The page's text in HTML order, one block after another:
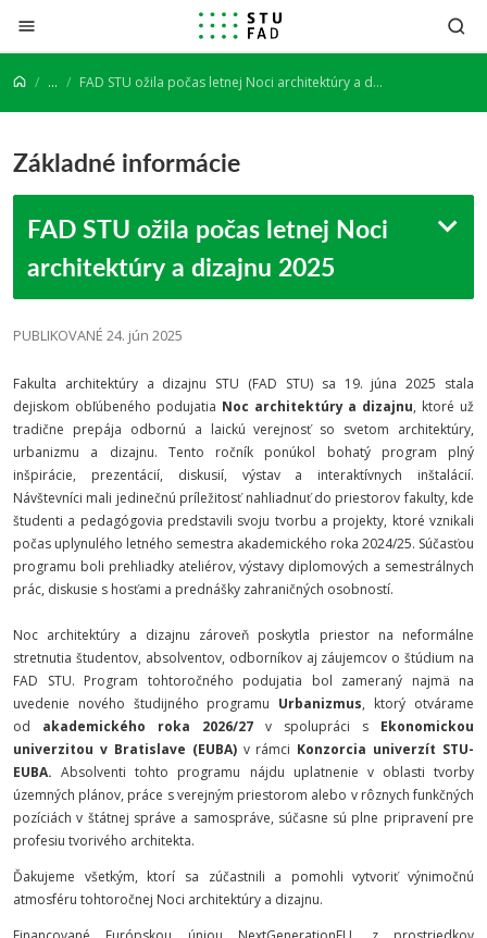
Prejsť na obsah
... FAD STU ožila počas letnej Noci architektúry a dizajnu 2025
Základné informácie
FAD STU ožila počas letnej Noci
architektúry a dizajnu 2025
PUBLIKOVANÉ 24. jún 2025
Fakulta architektúry a dizajnu STU (FAD STU) sa 19. júna 2025 stala
dejiskom obľúbeného podujatia Noc architektúry a dizajnu, ktoré už
tradične prepája odbornú a laickú verejnosť so svetom architektúry,
urbanizmu a dizajnu. Tento ročník ponúkol bohatý program plný
inšpirácie, prezentácií, diskusií, výstav a interaktívnych inštalácií.
Návštevníci mali jedinečnú príležitosť nahliadnuť do priestorov fakulty, kde
študenti a pedagógovia predstavili svoju tvorbu a projekty, ktoré vznikali
počas uplynulého letného semestra akademického roka 2024/25. Súčasťou
programu boli prehliadky ateliérov, výstavy diplomových a semestrálnych
prác, diskusie s hosťami a prednášky zahraničných osobností.
Noc architektúry a dizajnu zároveň poskytla priestor na neformálne
stretnutia študentov, absolventov, odborníkov aj záujemcov o štúdium na
FAD STU. Program tohtoročného podujatia bol zameraný najmä na
uvedenie nového študijného programu Urbanizmus, ktorý otvárame
od
akademického roka 2026/27 v spolupráci s
Ekonomickou
univerzitou v Bratislave (EUBA) v rámci Konzorcia univerzít STU-
EUBA. Absolventi tohto programu
nájdu uplatnenie v oblasti tvorby
územných plánov, práce s verejným priestorom alebo v rôznych funkčných
pozíciách v štátnej správe a samospráve, súčasne sú plne pripravení pre
profesiu tvorivého architekta.
Ďakujeme všetkým, ktorí sa zúčastnili a pomohli vytvoriť výnimočnú
atmosféru tohtoročnej Noci architektúry a dizajnu.